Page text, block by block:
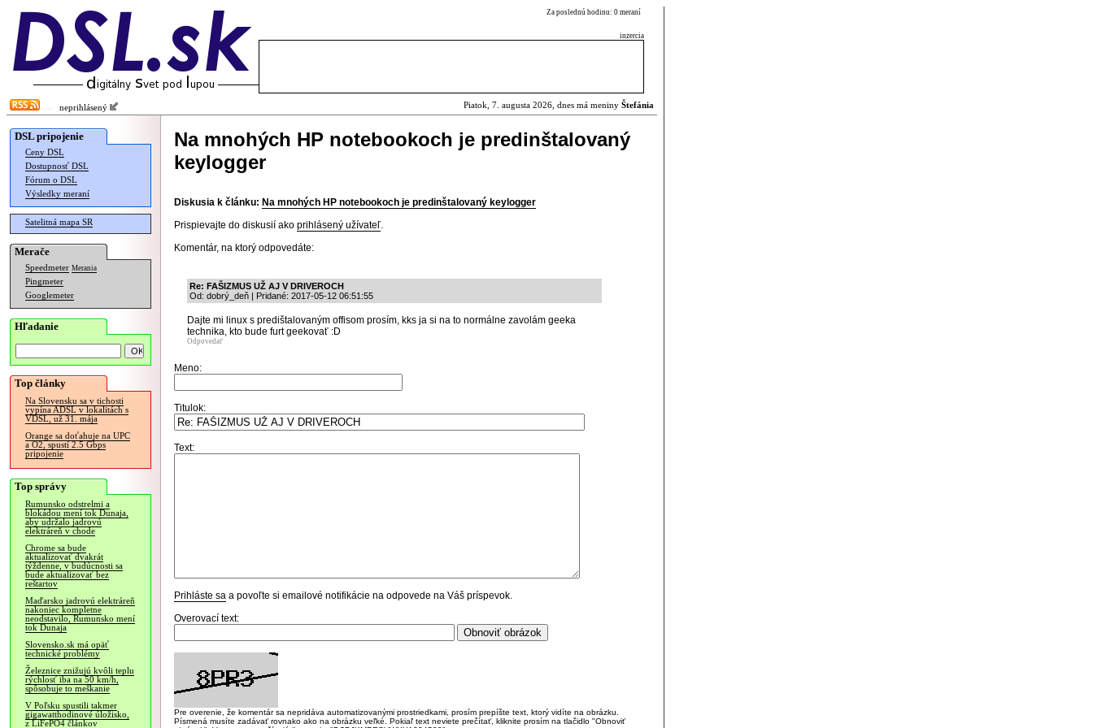
Za poslednú hodinu: 0 meraní
inzercia
neprihlásený Piatok, 7. augusta 2026, dnes má meniny Štefánia
DSL pripojenie
Ceny DSL
Dostupnosť DSL
Fórum o DSL
Výsledky meraní
Satelitná mapa SR
Merače
Speedmeter Merania
Pingmeter
Googlemeter
Hľadanie
Top články
Na Slovensku sa v tichosti
vypína ADSL v lokalitách s
VDSL, už 31. mája
Orange sa doťahuje na UPC
a O2, spustí 2.5 Gbps
pripojenie
Top správy
Rumunsko odstrelmi a
blokádou mení tok Dunaja,
aby udržalo jadrovú
elektráreň v chode
Chrome sa bude
aktualizovať dvakrát
týždenne, v budúcnosti sa
bude aktualizovať bez
reštartov
Maďarsko jadrovú elektráreň
nakoniec kompletne
neodstavilo, Rumunsko mení
tok Dunaja
Slovensko.sk má opäť
technické problémy
Železnice znižujú kvôli teplu
rýchlosť iba na 50 km/h,
spôsobuje to meškanie
V Poľsku spustili takmer
gigawatthodinové úložisko,
z LiFePO4 článkov
Na mnohých HP notebookoch je predinštalovaný
keylogger
Diskusia k článku: Na mnohých HP notebookoch je predinštalovaný keylogger
Prispievajte do diskusií ako prihlásený užívateľ.
Komentár, na ktorý odpovedáte:
Re: FAŠIZMUS UŽ AJ V DRIVEROCH
Od: dobrý_deň | Pridané: 2017-05-12 06:51:55
Dajte mi linux s predištalovaným offisom prosím, kks ja si na to normálne zavolám geeka
technika, kto bude furt geekovať :D
Odpovedať
Meno:
Titulok:
Text:
Prihláste sa a povoľte si emailové notifikácie na odpovede na Váš príspevok.
Overovací text:
Pre overenie, že komentár sa nepridáva automatizovanými prostriedkami, prosím prepíšte text, ktorý vidíte na obrázku.
Písmená musíte zadávať rovnako ako na obrázku veľké. Pokiaľ text neviete prečítať, kliknite prosím na tlačidlo "Obnoviť